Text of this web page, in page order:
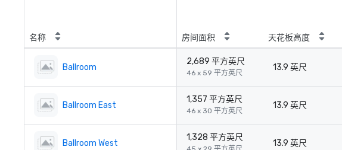
名称 房间面积 天花板高度
Ballroom
2,689 平方英尺
46 x 59 平方英尺
13.9 英尺
Ballroom East
1,357 平方英尺
46 x 30 平方英尺
13.9 英尺
Ballroom West
1,328 平方英尺
13.9 英尺